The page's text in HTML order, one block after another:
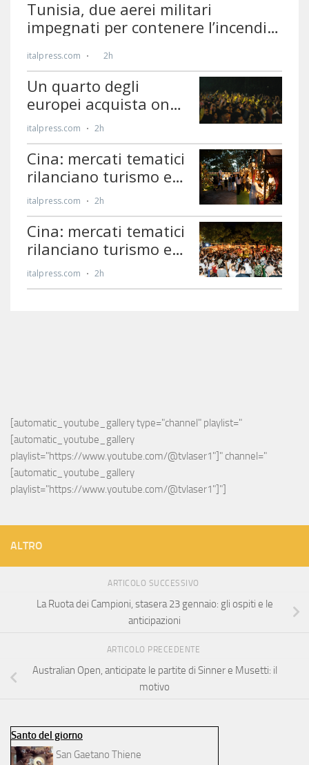
[automatic_youtube_gallery type="channel" playlist="
[automatic_youtube_gallery
playlist="https://www.youtube.com/@tvlaser1"]" channel="
[automatic_youtube_gallery
playlist="https://www.youtube.com/@tvlaser1"]"]
ALTRO
ARTICOLO SUCCESSIVO
La Ruota dei Campioni, stasera 23 gennaio: gli ospiti e le
anticipazioni
ARTICOLO PRECEDENTE
Australian Open, anticipate le partite di Sinner e Musetti: il
motivo
Santo del giorno
San Gaetano Thiene